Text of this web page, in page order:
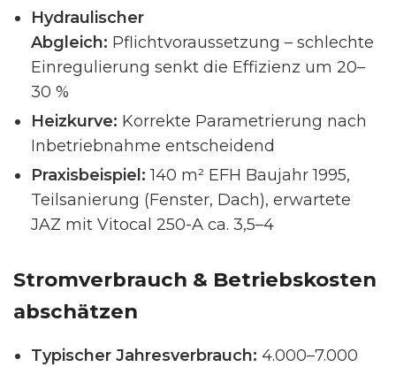
Hydraulischer
Abgleich: Pflichtvoraussetzung – schlechte
Einregulierung senkt die Effizienz um 20–
30 %
Heizkurve: Korrekte Parametrierung nach
Inbetriebnahme entscheidend
Praxisbeispiel: 140 m² EFH Baujahr 1995,
Teilsanierung (Fenster, Dach), erwartete
JAZ mit Vitocal 250-A ca. 3,5–4
Stromverbrauch & Betriebskosten
abschätzen
Typischer Jahresverbrauch: 4.000–7.000